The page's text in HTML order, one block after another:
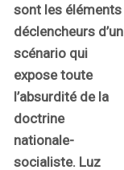
sont les éléments
déclencheurs d’un
scénario qui
expose toute
l’absurdité de la
doctrine
nationale-
socialiste. Luz